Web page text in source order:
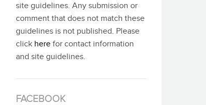
site guidelines. Any submission or
comment that does not match these
guidelines is not published. Please
click here for contact information
and site guidelines.
FACEBOOK